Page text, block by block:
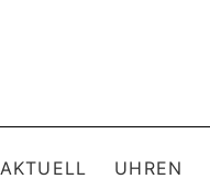
AKTUELL UHREN